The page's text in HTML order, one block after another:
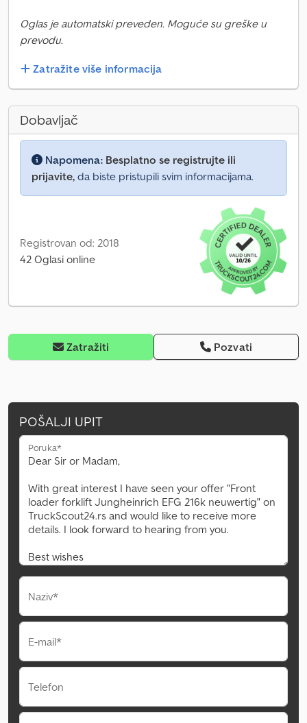
Oglas je automatski preveden. Moguće su greške u
prevodu.
Zatražite više informacija
Dobavljač
Napomena: Besplatno se registrujte ili
prijavite, da biste pristupili svim informacijama.
Registrovan od: 2018
42 Oglasi online
Zatražiti Pozvati
POŠALJI UPIT
Poruka*
Naziv*
E-mail*
Telefon